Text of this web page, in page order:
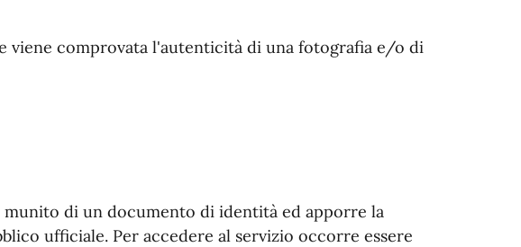
viene comprovata l'autenticità di una fotografia e/o di
di un documento di identità ed apporre la
ufficiale. Per accedere al servizio occorre essere